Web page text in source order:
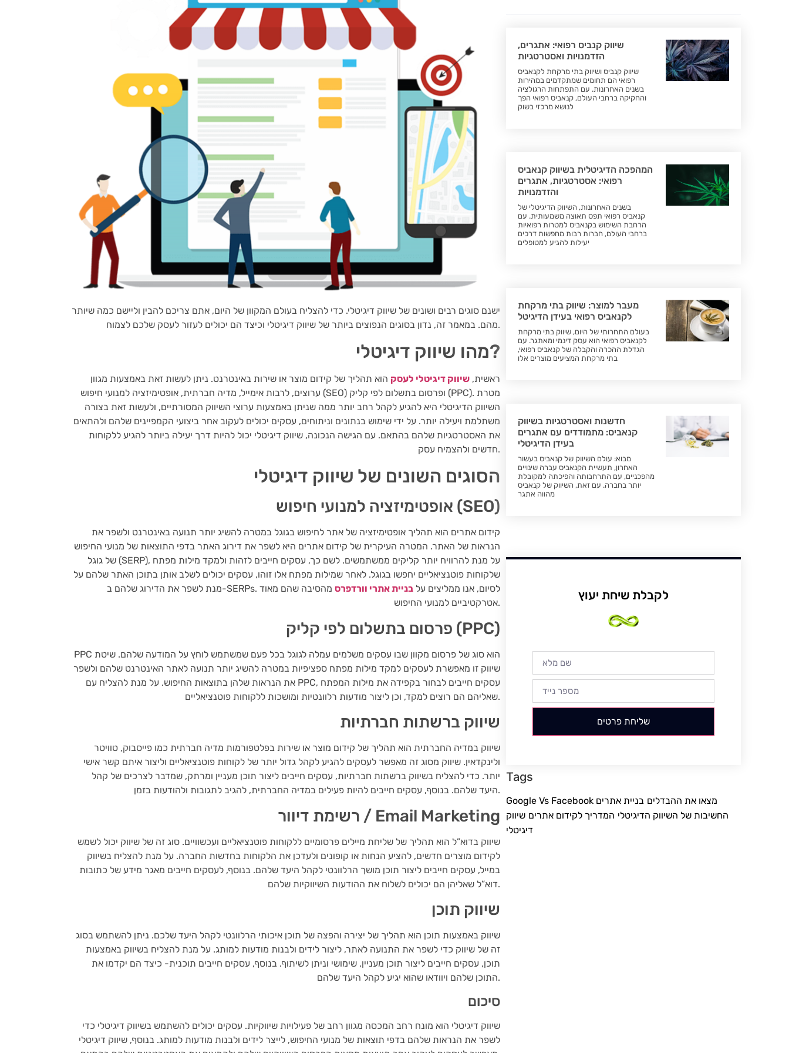
ישנם סוגים רבים ושונים של שיווק דיגיטלי. כדי להצליח בעולם המקוון של היום, אתם צריכם להבין וליישם כמה שיותר
מהם. במאמר זה, נדון בסוגים הנפוצים ביותר של שיווק דיגיטלי וכיצד הם יכולים לעזור לעסק שלכם לצמוח.
מהו שיווק דיגיטלי?
ראשית, שיווק דיגיטלי לעסק הוא תהליך של קידום מוצר או שירות באינטרנט. ניתן לעשות זאת באמצעות מגוון
ערוצים, לרבות אימייל, מדיה חברתית, אופטימיזציה למנועי חיפוש (SEO) ופרסום בתשלום לפי קליק (PPC). מטרת
השיווק הדיגיטלי היא להגיע לקהל רחב יותר ממה שניתן באמצעות ערוצי השיווק המסורתיים, ולעשות זאת בצורה
משתלמת ויעילה יותר. על ידי שימוש בנתונים וניתוחים, עסקים יכולים לעקוב אחר ביצועי הקמפיינים שלהם ולהתאים
את האסטרטגיות שלהם בהתאם. עם הגישה הנכונה, שיווק דיגיטלי יכול להיות דרך יעילה ביותר להגיע ללקוחות
חדשים ולהצמיח עסק.
הסוגים השונים של שיווק דיגיטלי
אופטימיזציה למנועי חיפוש (SEO)
קידום אתרים הוא תהליך אופטימיזציה של אתר לחיפוש בגוגל במטרה להשיג יותר תנועה באינטרנט ולשפר את
הנראות של האתר. המטרה העיקרית של קידום אתרים היא לשפר את דירוג האתר בדפי התוצאות של מנועי החיפוש
של גוגל (SERP), על מנת להרוויח יותר קליקים ממשתמשים. לשם כך, עסקים חייבים לזהות ולמקד מילות מפתח
שלקוחות פוטנציאליים יחפשו בגוגל. לאחר שמילות מפתח אלו זוהו, עסקים יכולים לשלב אותן בתוכן האתר שלהם על
מנת לשפר את הדירוג שלהם ב-SERPs. לסיום, אנו ממליצים על בניית אתרי וורדפרס מהסיבה שהם מאוד
אטרקטיביים למנועי החיפוש.
פרסום בתשלום לפי קליק (PPC)
PPC הוא סוג של פרסום מקוון שבו עסקים משלמים עמלה לגוגל בכל פעם שמשתמש לוחץ על המודעה שלהם. שיטת
שיווק זו מאפשרת לעסקים למקד מילות מפתח ספציפיות במטרה להשיג יותר תנועה לאתר האינטרנט שלהם ולשפר
את הנראות שלהן בתוצאות החיפוש. על מנת להצליח עם PPC, עסקים חייבים לבחור בקפידה את מילות המפתח
שאליהם הם רוצים למקד, וכן ליצור מודעות רלוונטיות ומושכות ללקוחות פוטנציאליים.
שיווק ברשתות חברתיות
שיווק במדיה החברתית הוא תהליך של קידום מוצר או שירות בפלטפורמות מדיה חברתית כמו פייסבוק, טוויטר
ולינקדאין. שיווק מסוג זה מאפשר לעסקים להגיע לקהל גדול יותר של לקוחות פוטנציאליים וליצור איתם קשר אישי
יותר. כדי להצליח בשיווק ברשתות חברתיות, עסקים חייבים ליצור תוכן מעניין ומרתק, שמדבר לצרכים של קהל
היעד שלהם. בנוסף, עסקים חייבים להיות פעילים במדיה החברתית, להגיב לתגובות ולהודעות בזמן.
רשימת דיוור / Email Marketing
שיווק בדוא”ל הוא תהליך של שליחת מיילים פרסומיים ללקוחות פוטנציאליים ועכשוויים. סוג זה של שיווק יכול לשמש
לקידום מוצרים חדשים, להציע הנחות או קופונים ולעדכן את הלקוחות בחדשות החברה. על מנת להצליח בשיווק
במייל, עסקים חייבים ליצור תוכן מושך הרלוונטי לקהל היעד שלהם. בנוסף, לעסקים חייבים מאגר מידע של כתובות
דוא”ל שאליהן הם יכולים לשלוח את ההודעות השיווקיות שלהם.
שיווק תוכן
שיווק באמצעות תוכן הוא תהליך של יצירה והפצה של תוכן איכותי הרלוונטי לקהל היעד שלכם. ניתן להשתמש בסוג
זה של שיווק כדי לשפר את התנועה לאתר, ליצור לידים ולבנות מודעות למותג. על מנת להצליח בשיווק באמצעות
תוכן, עסקים חייבים ליצור תוכן מעניין, שימושי וניתן לשיתוף. בנוסף, עסקים חייבים תוכנית- כיצד הם יקדמו את
התוכן שלהם ויוודאו שהוא יגיע לקהל היעד שלהם.
סיכום
שיווק דיגיטלי הוא מונח רחב המכסה מגוון רחב של פעילויות שיווקיות. עסקים יכולים להשתמש בשיווק דיגיטלי כדי
לשפר את הנראות שלהם בדפי תוצאות של מנועי החיפוש, לייצר לידים ולבנות מודעות למותג. בנוסף, שיווק דיגיטלי
שיווק קנביס רפואי: אתגרים,
הזדמנויות ואסטרטגיות
שיווק קנביס ושיווק בתי מרקחת לקנאביס
רפואי הם תחומים שמתקדמים במהירות
בשנים האחרונות. עם התפתחות הרגולציה
והחקיקה ברחבי העולם, קנאביס רפואי הפך
לנושא מרכזי בשוק
המהפכה הדיגיטלית בשיווק קנאביס
רפואי: אסטרטגיות, אתגרים
והזדמנויות
בשנים האחרונות, השיווק הדיגיטלי של
קנאביס רפואי תפס תאוצה משמעותית. עם
הרחבת השימוש בקנאביס למטרות רפואיות
ברחבי העולם, חברות רבות מחפשות דרכים
יעילות להגיע למטופלים
מעבר למוצר: שיווק בתי מרקחת
לקנאביס רפואי בעידן הדיגיטל
בעולם התחרותי של היום, שיווק בתי מרקחת
לקנאביס רפואי הוא עסק דינמי ומאתגר. עם
הגדלת ההכרה והקבלה של קנאביס רפואי,
בתי מרקחת המציעים מוצרים אלו
חדשנות ואסטרטגיות בשיווק
קנאביס: מתמודדים עם אתגרים
בעידן הדיגיטלי
מבוא: עולם השיווק של קנאביס בעשור
האחרון, תעשיית הקנאביס עברה שינויים
מהפכניים, עם התרחבותה והפיכתה למקובלת
יותר בחברה. עם זאת, השיווק של קנאביס
מהווה אתגר
לקבלת שיחת יעוץ
שליחת פרטים
Tags
Google Vs Facebook מצאו את ההבדלים בניית אתרים
החשיבות של השיווק הדיגיטלי המדריך לקידום אתרים שיווק
דיגיטלי